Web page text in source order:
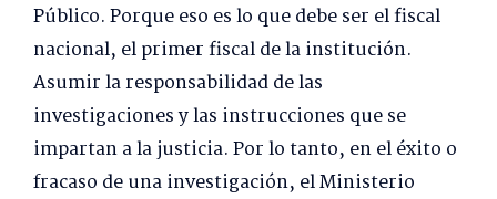
Público. Porque eso es lo que debe ser el fiscal
nacional, el primer fiscal de la institución.
Asumir la responsabilidad de las
investigaciones y las instrucciones que se
impartan a la justicia. Por lo tanto, en el éxito o
fracaso de una investigación, el Ministerio